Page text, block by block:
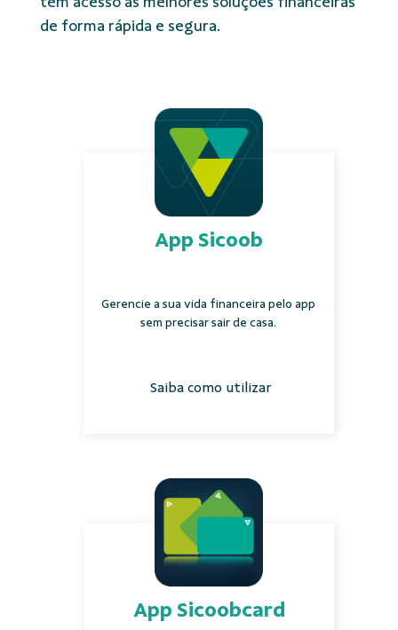
de forma rápida e segura.
App Sicoob
Gerencie a sua vida financeira pelo app
sem precisar sair de casa.
Saiba como utilizar
App Sicoobcard